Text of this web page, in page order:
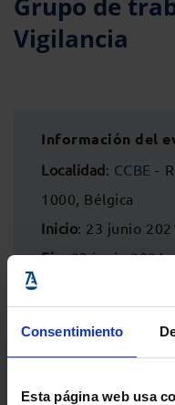
Consentimiento
Esta página web usa
Vigilancia
Información del
Localidad: CCBE -
1000, Bélgica
Inicio: 23 junio
Fin: 23 junio 2021